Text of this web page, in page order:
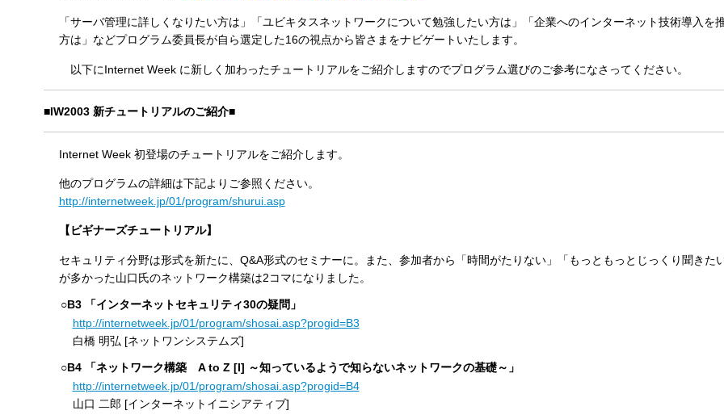
「サーバ管理に詳しくなりたい方は」「ユビキタスネットワークについて勉強したい方は」「企業へのインターネット技術導入を
方は」などプログラム委員長が自ら選定した16の視点から皆さまをナビゲートいたします。
以下にInternet Week に新しく加わったチュートリアルをご紹介しますのでプログラム選びのご参考になさってください。
■IW2003 新チュートリアルのご紹介■
Internet Week 初登場のチュートリアルをご紹介します。
他のプログラムの詳細は下記よりご参照ください。
http://internetweek.jp/01/program/shurui.asp
【ビギナーズチュートリアル】
セキュリティ分野は形式を新たに、Q&A形式のセミナーに。また、参加者から「時間がたりない」「もっともっとじっくり聞きた
が多かった山口氏のネットワーク構築は2コマになりました。
○B3 「インターネットセキュリティ30の疑問」
http://internetweek.jp/01/program/shosai.asp?progid=B3
白橋 明弘 [ネットワンシステムズ]
○B4 「ネットワーク構築 A to Z [I] ～知っているようで知らないネットワークの基礎～」
http://internetweek.jp/01/program/shosai.asp?progid=B4
山口 二郎 [インターネットイニシアティブ]